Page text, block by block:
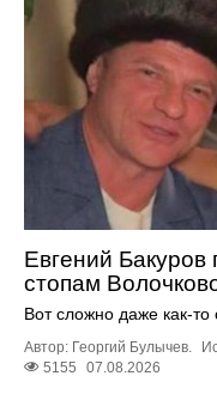
Евгений
стопам
Вот сложно даже как-
Автор: Георгий Булычев.
5155
07.08.2026